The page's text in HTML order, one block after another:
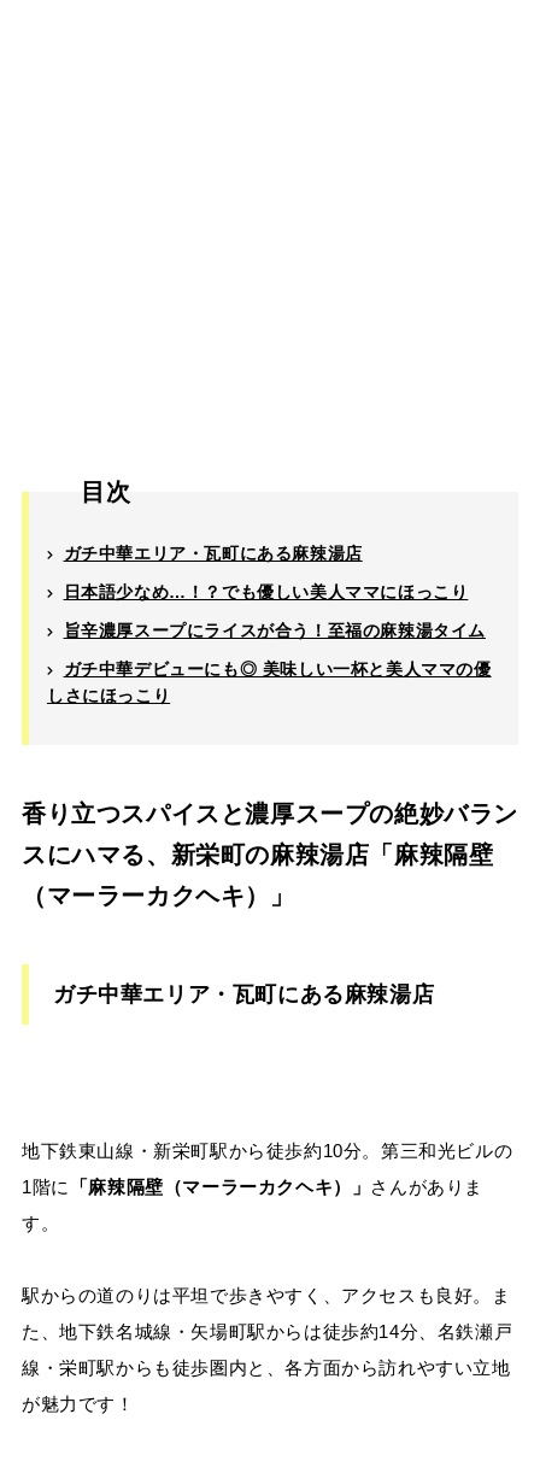
目次
ガチ中華エリア・瓦町にある麻辣湯店
日本語少なめ…！？でも優しい美人ママにほっこり
旨辛濃厚スープにライスが合う！至福の麻辣湯タイム
ガチ中華デビューにも◎ 美味しい一杯と美人ママの優
しさにほっこり
香り立つスパイスと濃厚スープの絶妙バラン
スにハマる、新栄町の麻辣湯店「麻辣隔壁
（マーラーカクヘキ）」
ガチ中華エリア・瓦町にある麻辣湯店
地下鉄東山線・新栄町駅から徒歩約10分。第三和光ビルの
1階に
「麻辣隔壁（マーラーカクヘキ）」 さんがありま
す。
駅からの道のりは平坦で歩きやすく、アクセスも良好。ま
た、地下鉄名城線・矢場町駅からは徒歩約14分、名鉄瀬戸
線・栄町駅からも徒歩圏内と、各方面から訪れやすい立地
が魅力です！